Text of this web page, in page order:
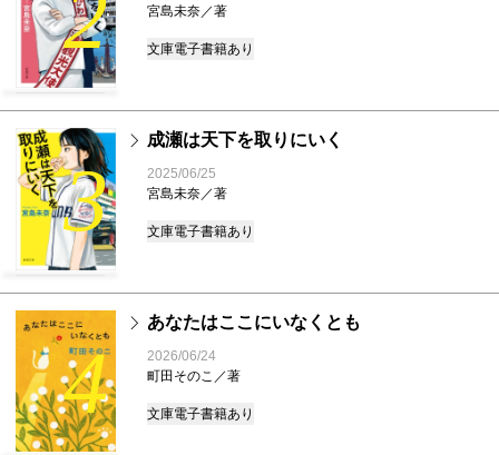
宮島未奈／著
文庫電子書籍あり
3
成瀬は天下を取りにいく
2025/06/25
宮島未奈／著
文庫電子書籍あり
4
あなたはここにいなくとも
2026/06/24
町田そのこ／著
文庫電子書籍あり